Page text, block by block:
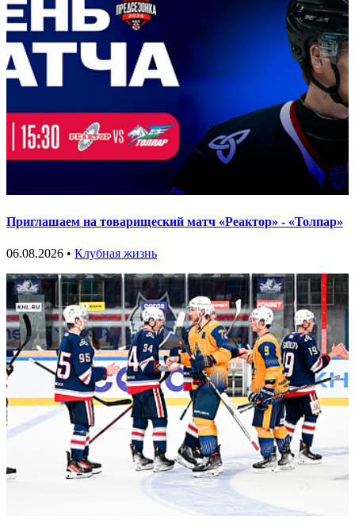
Приглашаем на товарищеский матч «Реактор» - «Толпар»
06.08.2026 • Клубная жизнь